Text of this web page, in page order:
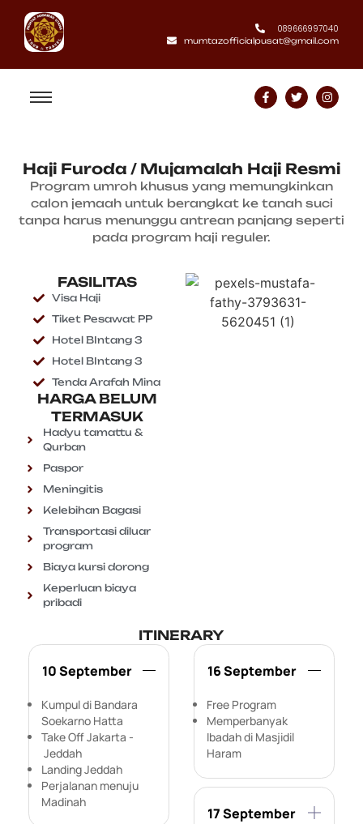
089666997040
mumtazofficialpusat@gmail.com
Haji Furoda / Mujamalah Haji Resmi
Program umroh khusus yang memungkinkan
calon jemaah untuk berangkat ke tanah suci
tanpa harus menunggu antrean panjang seperti
pada program haji reguler.
FASILITAS
Visa Haji
Tiket Pesawat PP
Hotel BIntang 3
Hotel BIntang 3
Tenda Arafah Mina
HARGA BELUM
TERMASUK
Hadyu tamattu &
Qurban
Paspor
Meningitis
Kelebihan Bagasi
Transportasi diluar
program
Biaya kursi dorong
Keperluan biaya
pribadi
ITINERARY
10 September
Kumpul di Bandara
Soekarno Hatta
Take Off Jakarta -
Jeddah
Landing Jeddah
Perjalanan menuju
Madinah
16 September
Free Program
Memperbanyak
Ibadah di Masjidil
Haram
17 September